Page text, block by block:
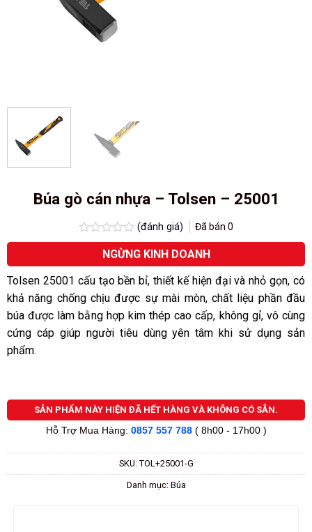
Búa gò cán nhựa – Tolsen – 25001
Được
hạng
0.0
5
sao
(đánh giá) Đã bán0
NGỪNG KINH DOANH
Tolsen 25001 cấu tạo bền bỉ, thiết kế hiện đại và nhỏ gọn, có
khả năng chống chịu được sự mài mòn, chất liệu phần đầu
búa được làm bằng hợp kim thép cao cấp, không gỉ, vô cùng
cứng cáp giúp người tiêu dùng yên tâm khi sử dụng sản
phẩm.
SẢN PHẨM NÀY HIỆN ĐÃ HẾT HÀNG VÀ KHÔNG CÓ SẴN.
Hỗ Trợ Mua Hàng: 0857 557 788 ( 8h00 - 17h00 )
SKU: TOL+25001-G
Danh mục: Búa